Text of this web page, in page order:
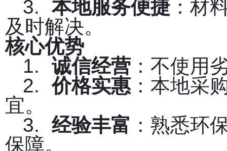
3. 本地服务便捷 ：材
及时解决。
核心优势
1.
诚信经营 ：不使用
2.
价格实惠：本地采
宜。
3.
经验丰富 ：熟悉环
保障。